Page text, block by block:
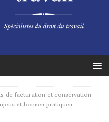
de facturation et conservation
et bonnes pratiques